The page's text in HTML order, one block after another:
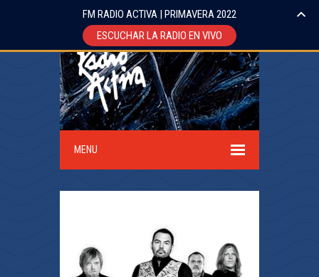
MENU
FM RADIO ACTIVA | PRIMAVERA 2022
ESCUCHAR LA RADIO EN VIVO